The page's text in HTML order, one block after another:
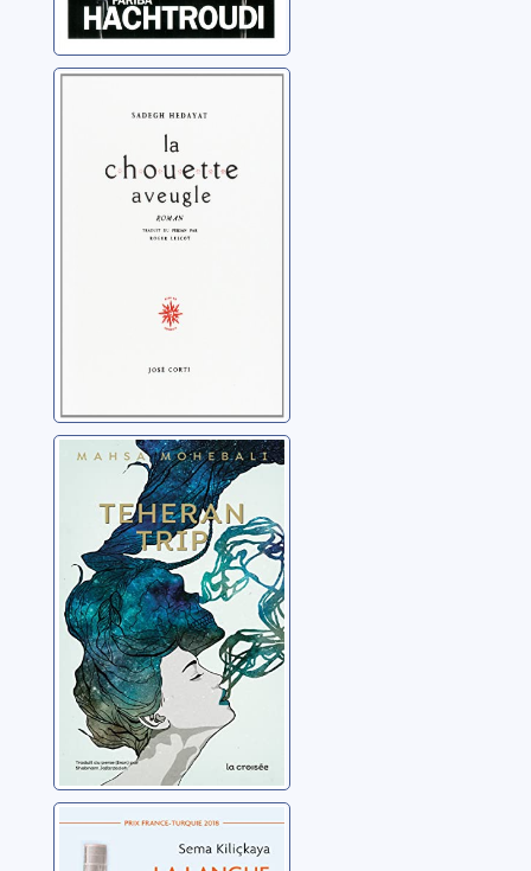
aveugle
Hedayât, Sadegh
Teheran Trip
Mohebali, Mahsa
La langue de
personne